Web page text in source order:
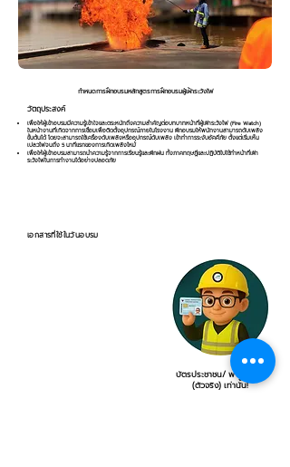
กำหนดการฝึกอบรมหลักสูตรการฝึกอบรมผู้เฝ้าระวังไฟ
วัตถุประสงค์
เพื่อให้ผู้เข้าอบรมมีความรู้เข้าใจและตระหนักถึงความสำคัญต่อบทบาทหน้าที่ผู้เฝ้าระวังไฟ (Fire Watch)
ในหน้างานที่เกิดจากการเชื่อมเพื่อติดตั้งอุปกรณ์ภายในโรงงาน ฝึกอบรมให้พนักงานสามารถดับเพลิง
ขั้นต้นได้ โดยจะสามารถใช้เครื่องดับเพลิงหรืออุปกรณ์ดับเพลิง เข้าทำการระงับอัคคีภัย ตั้งแต่เริ่มเห็น
เปลวไฟจนถึง 5 นาทีแรกของการเกิดเพลิงไหม้
เพื่อให้ผู้เข้าอบรมสามารถนำความรู้จากการเรียนรู้และฝึกฝน ทั้งภาคทฤษฎีและปฏิบัติไปใช้ทำหน้าที่เฝ้า
ระวังไฟในการทำงานได้อย่างปลอดภัย
เอกสารที่ใช้ในวันอบรม
บัตรประชาชน/ พาสปอร์ต
(ตัวจริง) เท่านั้น!